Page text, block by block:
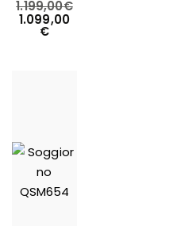
1.199,00€
1.099,00
€